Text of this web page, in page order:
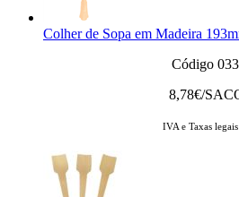
Colher de Sopa em Madeira
Código
8,78€/
IVA e Taxas